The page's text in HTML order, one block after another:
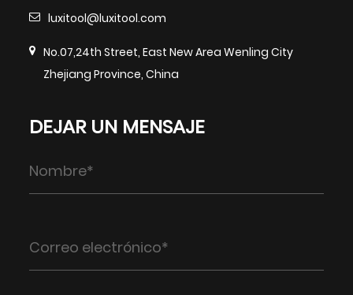
luxitool@luxitool.com
No.07,24th Street, East New Area Wenling City
Zhejiang Province, China
DEJAR UN MENSAJE